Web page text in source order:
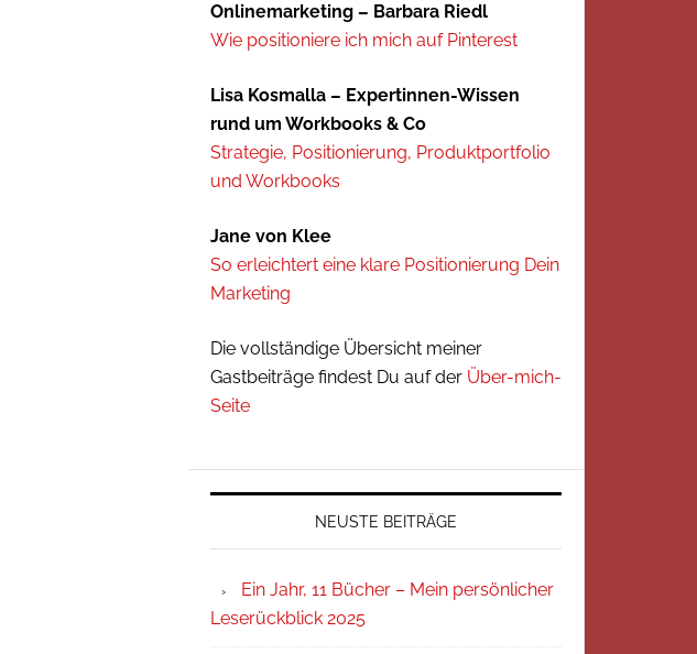
Onlinemarketing – Barbara Riedl
Wie positioniere ich mich auf Pinterest
Lisa Kosmalla – Expertinnen-Wissen
rund um Workbooks & Co
Strategie, Positionierung, Produktportfolio
und Workbooks
Jane von Klee
So erleichtert eine klare Positionierung Dein
Marketing
Die vollständige Übersicht meiner
Gastbeiträge findest Du auf der Über-mich-
Seite
NEUSTE BEITRÄGE
Ein Jahr, 11 Bücher – Mein persönlicher
Leserückblick 2025